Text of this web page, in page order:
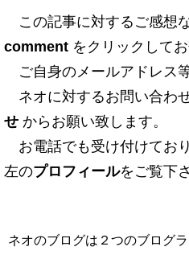
この記事に対するご感想
comment をクリックして
ご自身のメールアドレス
ネオに対するお問い合わ
せ からお願い致します。
お電話でも受け付けてお
左のプロフィールをご覧下
ネオのブログは２つのブログ